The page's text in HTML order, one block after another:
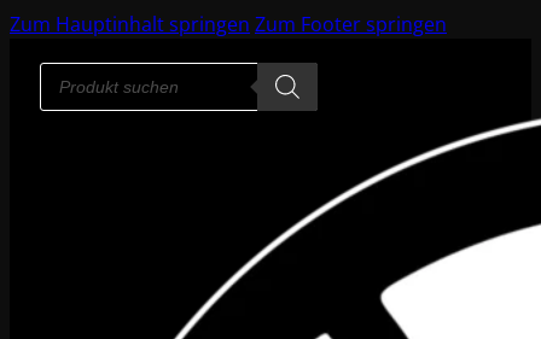
Zum Hauptinhalt springen Zum Footer springen
Products
search